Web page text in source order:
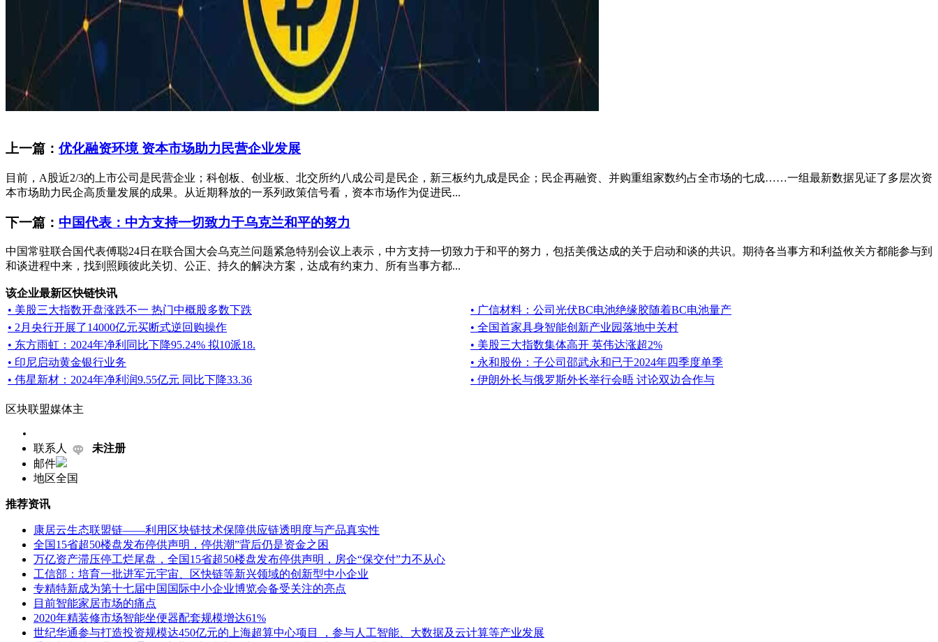
上一篇： 优化融资环境 资本市场助力民营企业发展
目前，A股近2/3的上市公司是民营企业；科创板、创业板、北交所约八成公司是民企，新三板约九成是民企；民企再融资、并购重组家数约占全市场的七成……一组最新数据见证了多层次资
本市场助力民企高质量发展的成果。从近期释放的一系列政策信号看，资本市场作为促进民...
下一篇： 中国代表：中方支持一切致力于乌克兰和平的努力
中国常驻联合国代表傅聪24日在联合国大会乌克兰问题紧急特别会议上表示，中方支持一切致力于和平的努力，包括美俄达成的关于启动和谈的共识。期待各当事方和利益攸关方都能参与到
和谈进程中来，找到照顾彼此关切、公正、持久的解决方案，达成有约束力、所有当事方都...
该企业最新区快链快讯
• 美股三大指数开盘涨跌不一 热门中概股多数下跌
• 广信材料：公司光伏BC电池绝缘胶随着BC电池量产
• 2月央行开展了14000亿元买断式逆回购操作
• 全国首家具身智能创新产业园落地中关村
• 东方雨虹：2024年净利同比下降95.24% 拟10派18.
• 美股三大指数集体高开 英伟达涨超2%
• 印尼启动黄金银行业务
• 永和股份：子公司邵武永和已于2024年四季度单季
• 伟星新材：2024年净利润9.55亿元 同比下降33.36
• 伊朗外长与俄罗斯外长举行会晤 讨论双边合作与
区块联盟媒体主
联系人
未注册
邮件
地区全国
推荐资讯
康居云生态联盟链——利用区块链技术保障供应链透明度与产品真实性
全国15省超50楼盘发布停供声明，停供潮”背后仍是资金之困
万亿资产滞压停工烂尾盘，全国15省超50楼盘发布停供声明，房企“保交付”力不从心
工信部：培育一批进军元宇宙、区快链等新兴领域的创新型中小企业
专精特新成为第十七届中国国际中小企业博览会备受关注的亮点
目前智能家居市场的痛点
2020年精装修市场智能坐便器配套规模增达61%
世纪华通参与打造投资规模达450亿元的上海超算中心项目 ，参与人工智能、大数据及云计算等产业发展